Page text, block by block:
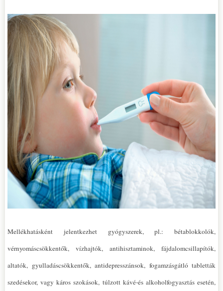
Mellékhatásként jelentkezhet gyógyszerek, pl.: bétablokkolók,
vérnyomáscsökkentők, vízhajtók, antihisztaminok, fájdalomcsillapítók,
altatók, gyulladáscsökkentők, antidepresszánsok, fogamzásgátló tabletták
szedésekor, vagy káros szokások, túlzott kávé-és alkoholfogyasztás esetén,